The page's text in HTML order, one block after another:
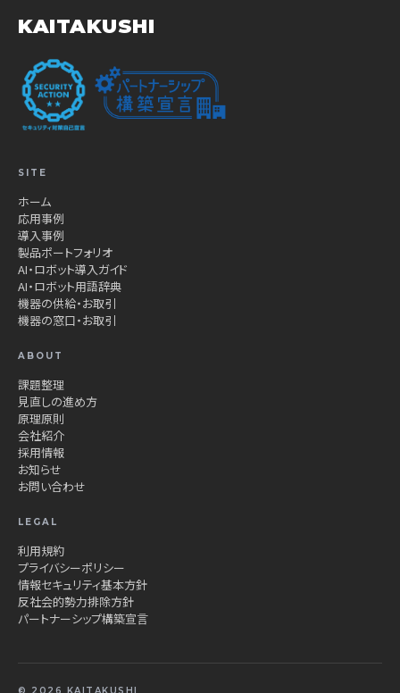
KAITAKUSHI
SITE
ホーム
応用事例
導入事例
製品ポートフォリオ
AI・ロボット導入ガイド
AI・ロボット用語辞典
機器の供給・お取引
機器の窓口・お取引
ABOUT
課題整理
見直しの進め方
原理原則
会社紹介
採用情報
お知らせ
お問い合わせ
LEGAL
利用規約
プライバシーポリシー
情報セキュリティ基本方針
反社会的勢力排除方針
パートナーシップ構築宣言
© 2026 KAITAKUSHI